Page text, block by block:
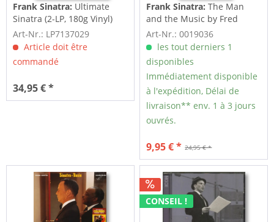
Frank Sinatra: Ultimate
Sinatra (2-LP, 180g Vinyl)
Art-Nr.: LP7137029
Article doit être
commandé
34,95 € *
Frank Sinatra:The Man
and the Music by Fred
Dellar & Mal Peachey
Art-Nr.: 0019036
les tout derniers 1
disponibles
Immédiatement disponible
à l'expédition, Délai de
livraison** env. 1 à 3 jours
ouvrés.
24,95 € *
9,95 € *
CONSEIL !